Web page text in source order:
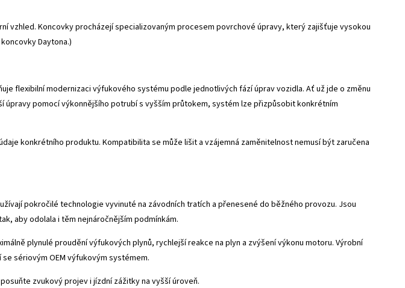
vzhled. Koncovky procházejí specializovaným procesem povrchové úpravy, který zajišťuje vysokou
Daytona.)
flexibilní modernizaci výfukového systému podle jednotlivých fází úprav vozidla. Ať už jde o změnu
úpravy pomocí výkonnějšího potrubí s vyšším průtokem, systém lze přizpůsobit konkrétním
konkrétního produktu. Kompatibilita se může lišit a vzájemná zaměnitelnost nemusí být zaručena
pokročilé technologie vyvinuté na závodních tratích a přenesené do běžného provozu. Jsou
aby odolala i těm nejnáročnějším podmínkám.
plynulé proudění výfukových plynů, rychlejší reakce na plyn a zvýšení výkonu motoru. Výrobní
sériovým OEM výfukovým systémem.
zvukový projev i jízdní zážitky na vyšší úroveň.